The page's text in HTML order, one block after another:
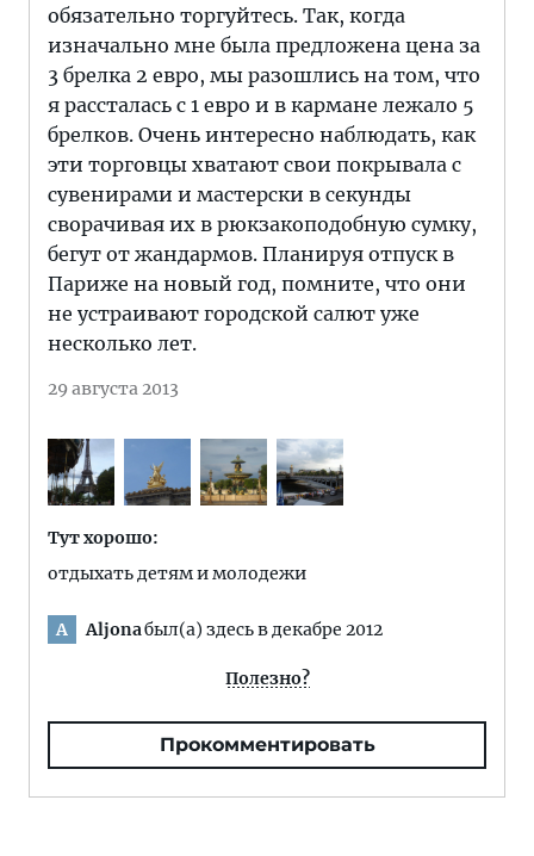
обязательно торгуйтесь. Так, когда
изначально мне была предложена цена за
3 брелка 2 евро, мы разошлись на том, что
я рассталась с 1 евро и в кармане лежало 5
брелков. Очень интересно наблюдать, как
эти торговцы хватают свои покрывала с
сувенирами и мастерски в секунды
сворачивая их в рюкзакоподобную сумку,
бегут от жандармов. Планируя отпуск в
Париже на новый год, помните, что они
не устраивают городской салют уже
несколько лет.
29 августа 2013
Тут хорошо:
отдыхать детям и молодежи
A Aljonaбыл(а) здесь в декабре 2012
Полезно?
Прокомментировать